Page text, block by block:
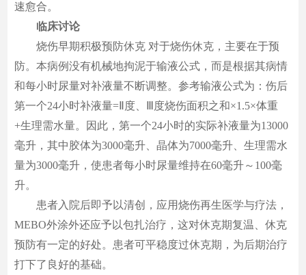
速愈合。
临床讨论
烧伤早期积极预防休克 对于烧伤休克，主要在于预
防。本病例没有机械地拘泥于输液公式，而是根据其病情
和每小时尿量对补液量不断调整。参考输液公式为：伤后
第一个24小时补液量=Ⅱ度、Ⅲ度烧伤面积之和×1.5×体重
+生理需水量。因此，第一个24小时的实际补液量为13000
毫升，其中胶体为3000毫升、晶体为7000毫升、生理需水
量为3000毫升，使患者每小时尿量维持在60毫升～100毫
升。
患者入院后即予以清创，应用烧伤再生医学与疗法，
MEBO外涂外还应予以包扎治疗，这对休克期复温、休克
预防有一定的好处。患者可平稳度过休克期，为后期治疗
打下了良好的基础。